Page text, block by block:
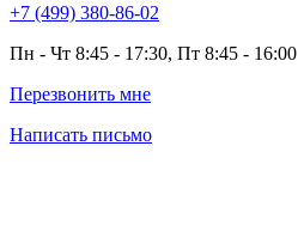
+7 (499) 380-86-02
Пн - Чт 8:45 - 17:30, Пт 8:45 - 16:00
Перезвонить мне
Написать письмо